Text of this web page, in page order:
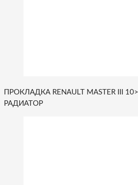
ПРОКЛАДКА RENAULT MASTER III
РАДИАТОР